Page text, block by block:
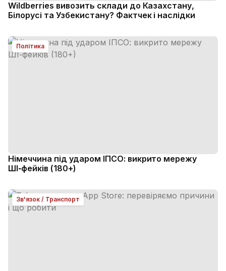
Wildberries вивозить склади до Казахстану,
Білорусі та Узбекистану? Фактчек і наслідки
Політика
Німеччина під ударом ІПСО: викрито мережу
ШІ‑фейків (180+)
Зв'язок / Транспорт